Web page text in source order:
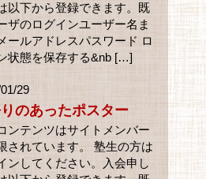
以下から登録できます。既
ザのログインユーザー名ま
ールアドレスパスワード ロ
状態を保存する&nb […]
29
のあったポスター
ンテンツはサイトメンバー
されています。 塾生の方は
ンしてください。入会申し